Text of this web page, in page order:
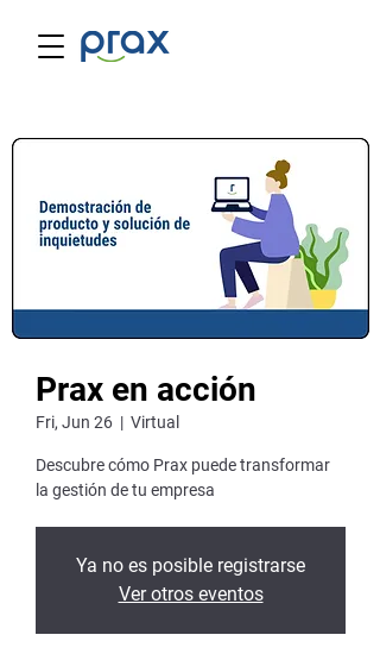
Prax en acción
Fri, Jun 26
  |
Virtual
Descubre cómo Prax puede transformar
la gestión de tu empresa
Ya no es posible registrarse
Ver otros eventos